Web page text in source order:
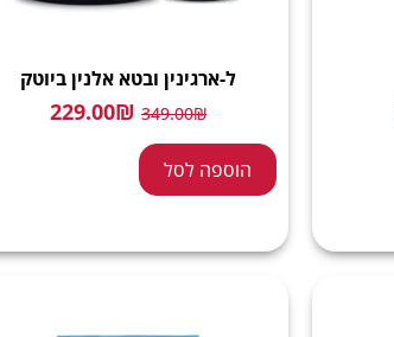
ל-ארגינין ובטא אלנין ביוטק
349.00₪
229.00₪
הוספה לסל